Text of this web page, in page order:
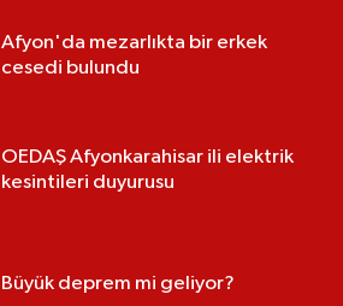
Afyon'da mezarlıkta bir erkek
cesedi bulundu
OEDAŞ Afyonkarahisar ili elektrik
kesintileri duyurusu
Büyük deprem mi geliyor?